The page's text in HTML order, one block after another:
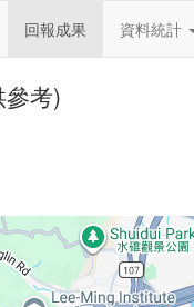
回報成果 資料統計
考)